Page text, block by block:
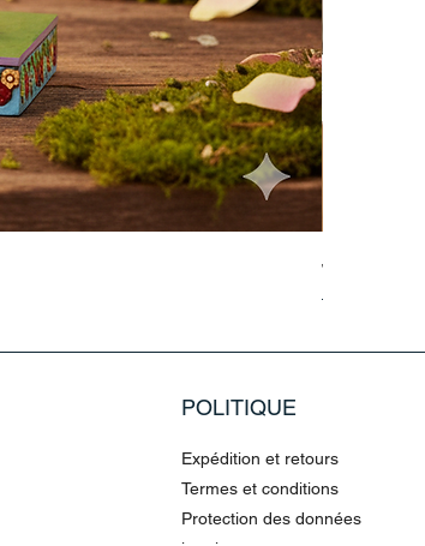
Jasmin
Prix original
199,90 €
POLITIQUE
Expédition et retours
Termes et conditions
Protection des données